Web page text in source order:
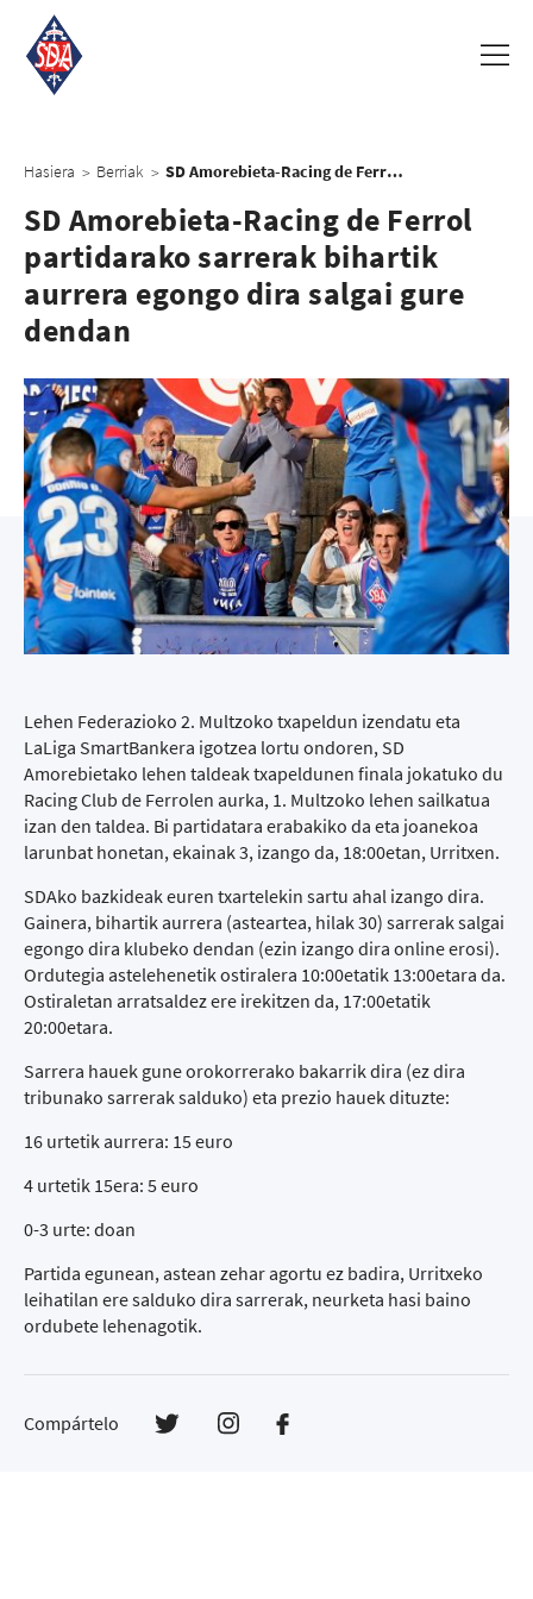
Hasiera > Berriak > SD Amorebieta-Racing de Ferrol partidarako sarrerak bihartik aurrera egongo dira salgai gure dendan
SD Amorebieta-Racing de Ferrol
partidarako sarrerak bihartik
aurrera egongo dira salgai gure
dendan
Lehen Federazioko 2. Multzoko txapeldun izendatu eta
LaLiga SmartBankera igotzea lortu ondoren, SD
Amorebietako lehen taldeak txapeldunen finala jokatuko du
Racing Club de Ferrolen aurka, 1. Multzoko lehen sailkatua
izan den taldea. Bi partidatara erabakiko da eta joanekoa
larunbat honetan, ekainak 3, izango da, 18:00etan, Urritxen.
SDAko bazkideak euren txartelekin sartu ahal izango dira.
Gainera, bihartik aurrera (asteartea, hilak 30) sarrerak salgai
egongo dira klubeko dendan (ezin izango dira online erosi).
Ordutegia astelehenetik ostiralera 10:00etatik 13:00etara da.
Ostiraletan arratsaldez ere irekitzen da, 17:00etatik
20:00etara.
Sarrera hauek gune orokorrerako bakarrik dira (ez dira
tribunako sarrerak salduko) eta prezio hauek dituzte:
16 urtetik aurrera: 15 euro
4 urtetik 15era: 5 euro
0-3 urte: doan
Partida egunean, astean zehar agortu ez badira, Urritxeko
leihatilan ere salduko dira sarrerak, neurketa hasi baino
ordubete lehenagotik.
Compártelo